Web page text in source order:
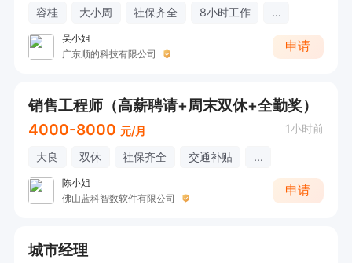
容桂 大小周 社保齐全 8小时工作 ...
吴小姐
广东顺的科技有限公司
申请
销售工程师（高薪聘请+周末双休+全勤奖）
4000-8000 元/月 1小时前
大良 双休 社保齐全 交通补贴 ...
陈小姐
佛山蓝科智数软件有限公司
申请
城市经理